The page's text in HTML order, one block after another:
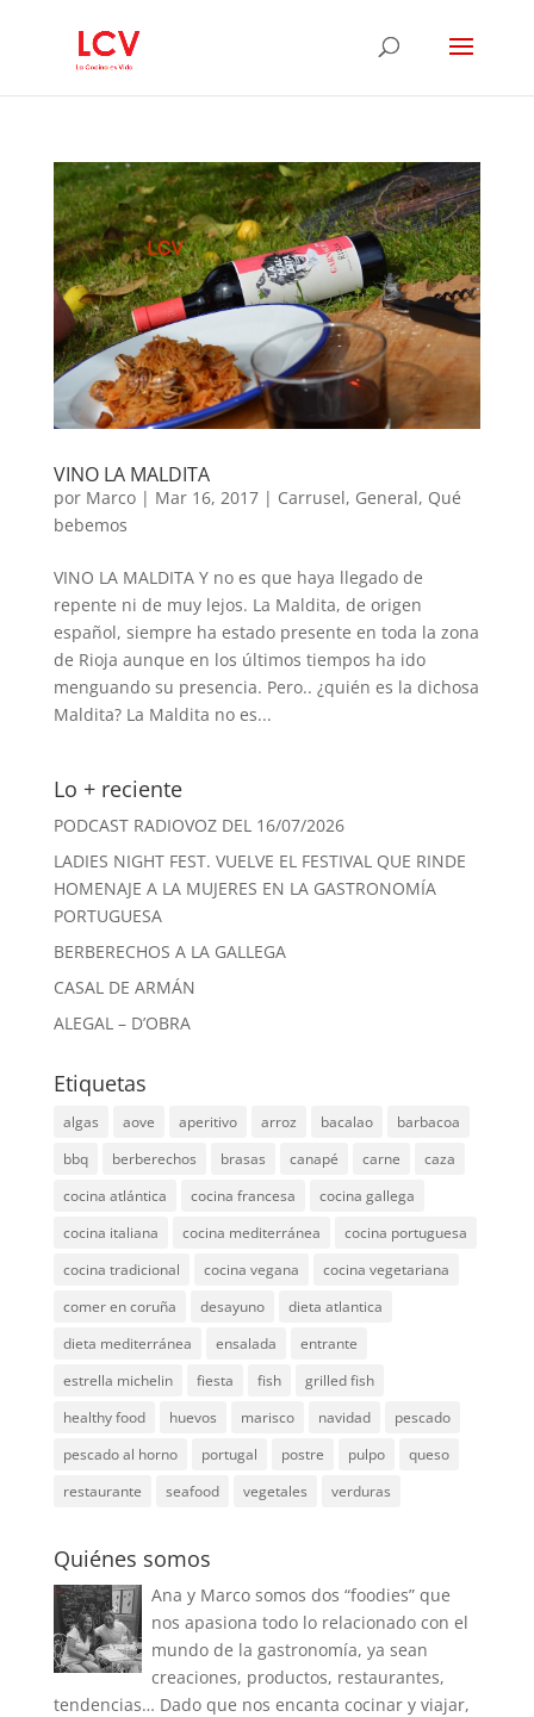
VINO LA MALDITA
por Marco| Mar 16, 2017| Carrusel, General, Qué
bebemos
VINO LA MALDITA Y no es que haya llegado de
repente ni de muy lejos. La Maldita, de origen
español, siempre ha estado presente en toda la zona
de Rioja aunque en los últimos tiempos ha ido
menguando su presencia. Pero.. ¿quién es la dichosa
Maldita? La Maldita no es...
Lo + reciente
PODCAST RADIOVOZ DEL 16/07/2026
LADIES NIGHT FEST. VUELVE EL FESTIVAL QUE RINDE
HOMENAJE A LA MUJERES EN LA GASTRONOMÍA
PORTUGUESA
BERBERECHOS A LA GALLEGA
CASAL DE ARMÁN
ALEGAL – D’OBRA
Etiquetas
algas aove aperitivo arroz bacalao
barbacoa
bbq
berberechos brasas canapé carne
caza
cocina atlántica
cocina francesa
cocina gallega
cocina italiana
cocina mediterránea
cocina portuguesa
cocina tradicional
cocina vegana
cocina vegetariana
comer en coruña
desayuno
dieta atlantica
dieta mediterránea
ensalada
entrante
estrella michelin
fiesta fish
grilled fish
healthy food
huevos marisco navidad
pescado
pescado al horno
portugal postre pulpo
queso
restaurante
seafood vegetales verduras
Quiénes somos
Ana y Marco somos dos “foodies” que
nos apasiona todo lo relacionado con el
mundo de la gastronomía, ya sean
creaciones, productos, restaurantes,
tendencias… Dado que nos encanta cocinar y viajar,